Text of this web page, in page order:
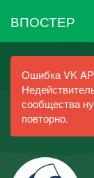
ВПОСТЕР
Ошибка VK
сообщества
повторно.